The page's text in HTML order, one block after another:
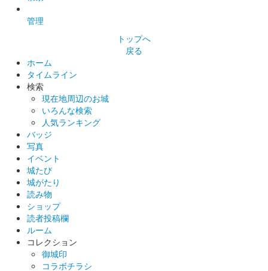
特別印 カラー版
長野剛氏のイラストを使用した御城印。1000枚限定での販売。
小幡城 御城印
和紙に印刷された御城印。500枚限定での販売。
小幡城 御城印
和紙に印刷された御城印。
小幡城 御城印
和紙に印刷された御城印。400枚限定での販売。
管理
トップへ
戻る
ホーム
タイムライン
検索
現在地周辺のお城
いろんな検索
人気ランキング
バッジ
写真
イベント
城たび
城がたり
読み物
ショップ
読者投稿欄
ルーム
コレクション
御城印
コラボチラシ